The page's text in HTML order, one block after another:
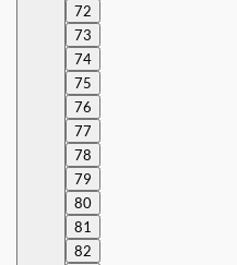
72
73
74
75
76
77
78
79
80
81
82